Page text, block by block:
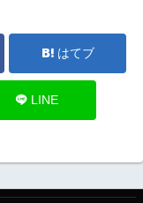
はてブ
LINE